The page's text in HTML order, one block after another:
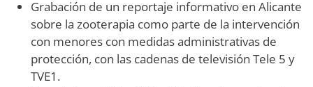
Grabación de un reportaje informativo en Alicante
sobre la zooterapia como parte de la intervención
con menores con medidas administrativas de
protección, con las cadenas de televisión Tele 5 y
TVE1.